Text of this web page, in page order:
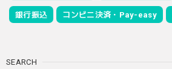
銀行振込 コンビニ決済・Pay-easy
SEARCH